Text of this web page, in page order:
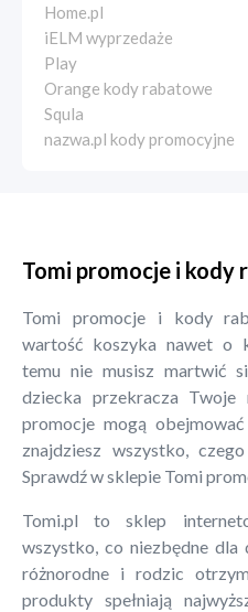
Home.pl
iELM wyprzedaże
Play
Orange kody rabatowe
Squla
nazwa.pl kody promocyjne
Tomi promocje i kody
Tomi promocje i kody
wartość koszyka nawet o
temu nie musisz martwić
dziecka przekracza Twoje
promocje mogą
znajdziesz wszystko,
Sprawdź w sklepie Tomi
Tomi.pl to sklep
wszystko, co niezbędne dla
różnorodne i rodzic
produkty spełniają